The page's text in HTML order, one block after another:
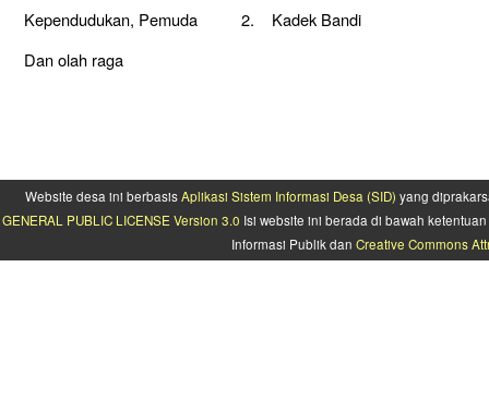
Kependudukan, Pemuda
2. Kadek Bandi
Dan olah raga
Website desa ini berbasisAplikasi Sistem Informasi Desa (SID) yang
GENERAL PUBLIC LICENSE Version 3.0 Isi website ini berada di bawah
Informasi Publik dan Creative Commons